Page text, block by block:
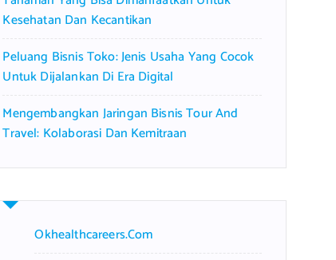
Kesehatan Dan Kecantikan
Peluang Bisnis Toko: Jenis Usaha Yang Cocok
Untuk Dijalankan Di Era Digital
Mengembangkan Jaringan Bisnis Tour And
Travel: Kolaborasi Dan Kemitraan
Okhealthcareers.com